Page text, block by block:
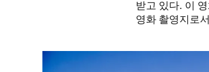
받고 있다. 이
영화 촬영지로